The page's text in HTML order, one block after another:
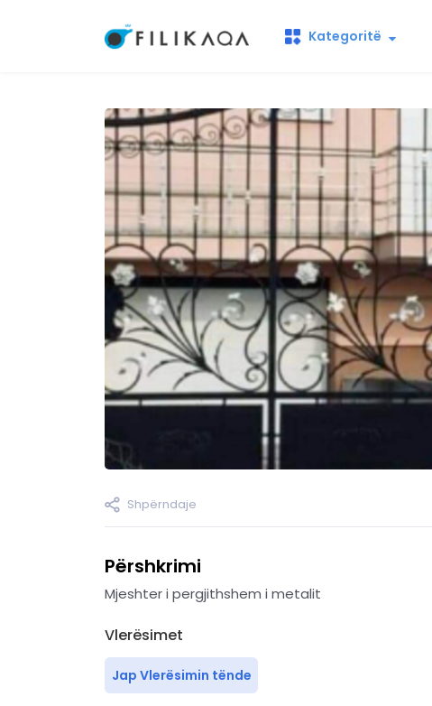
Kategoritë
Shpërndaje
Përshkrimi
Mjeshter i pergjithshem i metalit
Vlerësimet
Jap Vlerësimin tënde